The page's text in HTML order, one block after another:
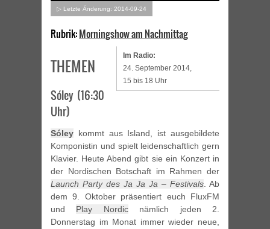
▷ Letzte Änderung: 2014-09-24
Rubrik:Morningshow am Nachmittag
Im Radio:
24. September 2014,
15 bis 18 Uhr
THEMEN
Sóley (16:30
Uhr)
Sóley kommt aus Island, ist ausgebildete
Komponistin und spielt leidenschaftlich gern
Klavier. Heute Abend gibt sie ein Konzert in
der Nordischen Botschaft im Rahmen der
Launch Party des Ja Ja Ja – Festivals. Ab
dem 9. Oktober präsentiert euch FluxFM
und Play Nordicnämlich jeden 2.
Donnerstag im Monat immer wieder neue,